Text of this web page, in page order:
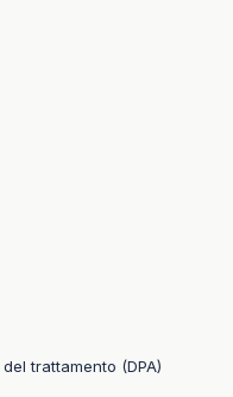
trattamento (DPA)